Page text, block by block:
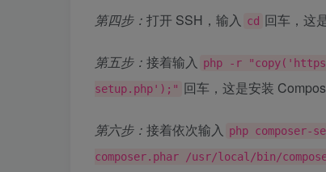
第四步： 打开 SSH，输入 cd 回车，这
第五步： 接着输入
php -r
setup.php');" 回车，这是安装
第六步： 接着依次输入 php composer-
composer.phar /usr/local/bin/